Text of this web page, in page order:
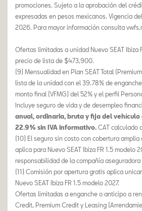
promociones. Sujeto a la aprobación del
expresadas en pesos mexicanos. Vigencia
2026. Para mayor información consulta
Ofertas limitadas a unidad Nuevo SEAT Ibiza
precio de lista de $473,900.
(9) Mensualidad en Plan SEAT Total
lista de la unidad con el 39.78% de
monto final (VFMG) del 52% y el perfil
Incluye seguro de vida y de desempleo
anual, ordinaria, bruta y fija del vehículo
22.9% sin IVA informativo. CAT calculado
(10) El seguro sin costo con cobertura
aplica para Nuevo SEAT Ibiza FR 1.5 modelo
responsabilidad de la compañía aseguradora
(11) Comisión por apertura gratis aplica
Nuevo SEAT Ibiza FR 1.5 modelo 2027.
Ofertas limitadas a enganche o anticipo a
Credit, Premium Credit y Leasing